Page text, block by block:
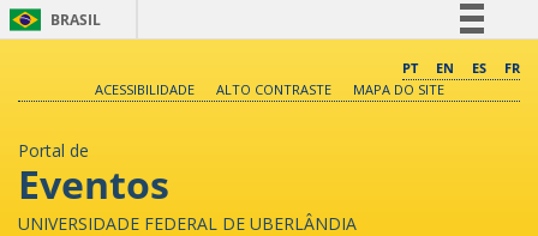
BRASIL
Comunica BR
PT EN ES
FR
ACESSIBILIDADE
ALTO CONTRASTE MAPA DO SITE
Portal de
Eventos
UNIVERSIDADE FEDERAL DE UBERLÂNDIA